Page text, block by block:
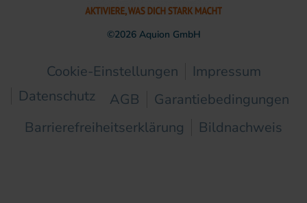
©2026Aquion GmbH
Cookie-Einstellungen
Impressum
Datenschutz
AGB
Garantiebedingungen
Barrierefreiheitserklärung
Bildnachweis